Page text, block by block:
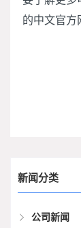
的中文官方
新闻分类
公司新闻